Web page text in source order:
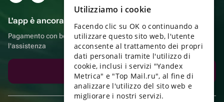
L'app è ancora più comoda!
Pagamento con bonus, autoconsegna, comoda chat con
l'assistenza
Scarica l'app
ENGLISH
UKRAINIAN
PORTUGUESE
SPANISH
Utilizziamo i cookie
Facendo clic su OK o continuando a
utilizzare questo sito web, l'utente
acconsente al trattamento dei propri
dati personali tramite l'utilizzo di
cookie, inclusi i servizi "Yandex
Metrica" e "Top Mail.ru", al fine di
analizzare l'utilizzo del sito web e
migliorare i nostri servizi.